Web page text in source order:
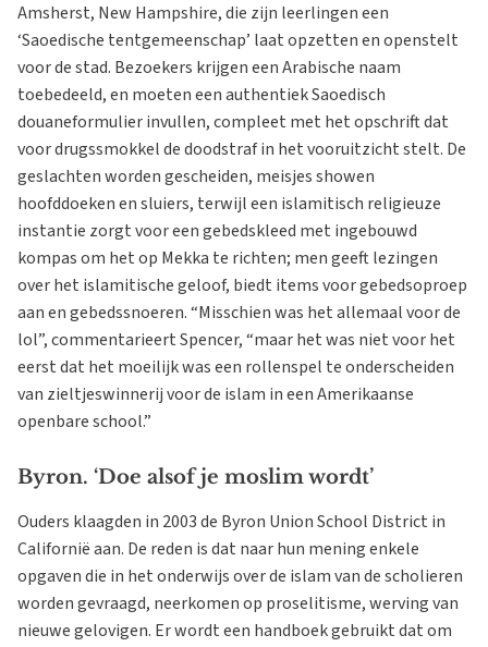
Amsherst, New Hampshire, die zijn leerlingen een
‘Saoedische tentgemeenschap’ laat opzetten en openstelt
voor de stad. Bezoekers krijgen een Arabische naam
toebedeeld, en moeten een authentiek Saoedisch
douaneformulier invullen, compleet met het opschrift dat
voor drugssmokkel de doodstraf in het vooruitzicht stelt. De
geslachten worden gescheiden, meisjes showen
hoofddoeken en sluiers, terwijl een islamitisch religieuze
instantie zorgt voor een gebedskleed met ingebouwd
kompas om het op Mekka te richten; men geeft lezingen
over het islamitische geloof, biedt items voor gebedsoproep
aan en gebedssnoeren. “Misschien was het allemaal voor de
lol”, commentarieert Spencer, “maar het was niet voor het
eerst dat het moeilijk was een rollenspel te onderscheiden
van zieltjeswinnerij voor de islam in een Amerikaanse
openbare school.”
Byron. ‘Doe alsof je moslim wordt’
Ouders klaagden in 2003 de Byron Union School District in
Californië aan. De reden is dat naar hun mening enkele
opgaven die in het onderwijs over de islam van de scholieren
worden gevraagd, neerkomen op proselitisme, werving van
nieuwe gelovigen. Er wordt een handboek gebruikt dat om